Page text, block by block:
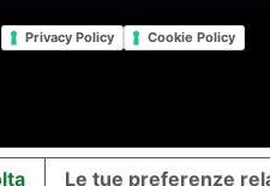
Privacy Policy Cookie Policy
Le tue preferenze